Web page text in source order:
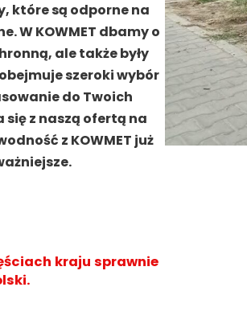
które są odporne na
W KOWMET dbamy o
ale także były
szeroki wybór
do Twoich
z naszą ofertą na
z KOWMET już
kraju sprawnie